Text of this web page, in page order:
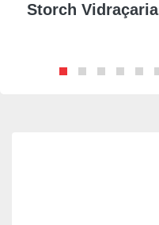
Storch Vidraçaria